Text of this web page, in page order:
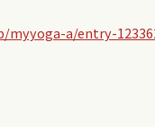
a/entry-